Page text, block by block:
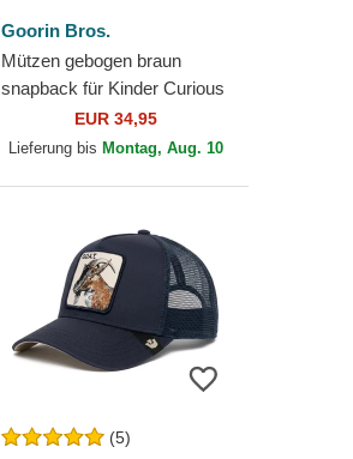
Goorin Bros.
Mützen gebogen braun
snapback für Kinder Curious
Cat Mini The Farm Goorin
Bros.
EUR 34,95
Lieferung bis Montag, Aug. 10
(5)